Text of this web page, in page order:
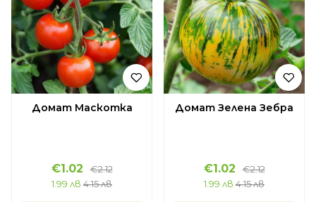
Домат Маскотка
€1.02
€2.12
1.99 лв 4.15 лв
Домат Зелена Зебра
€1.02
€2.12
1.99 лв 4.15 лв